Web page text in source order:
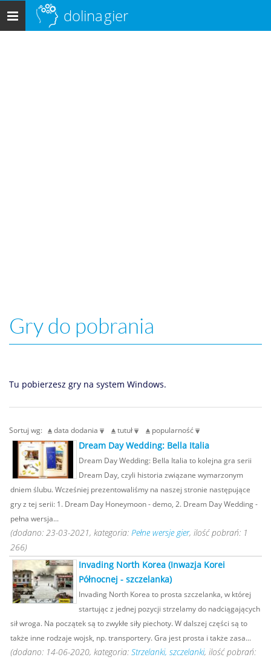
Menu
główne
dolinagier
Gry do pobrania
Tu pobierzesz gry na system Windows.
Sortuj wg: data dodania tutuł popularność
Dream Day Wedding: Bella Italia
Dream Day Wedding: Bella Italia to kolejna gra serii
Dream Day, czyli historia związane wymarzonym
dniem ślubu. Wcześniej prezentowaliśmy na naszej stronie następujące
gry z tej serii: 1. Dream Day Honeymoon - demo, 2. Dream Day Wedding -
pełna wersja...
(dodano: 23-03-2021, kategoria: Pełne wersje gier, ilość pobrań: 1
266)
Invading North Korea (Inwazja Korei
Północnej - szczelanka)
Invading North Korea to prosta szczelanka, w której
startując z jednej pozycji strzelamy do nadciągających
sił wroga. Na początek są to zwykłe siły piechoty. W dalszej części są to
także inne rodzaje wojsk, np. transportery. Gra jest prosta i także zasa...
(dodano: 14-06-2020, kategoria: Strzelanki, szczelanki, ilość pobrań: